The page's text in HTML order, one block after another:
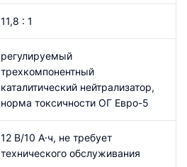
11,8 : 1
регулируемый
трехкомпонентный
каталитический нейтрализатор,
норма токсичности ОГ Евро-5
12 В/10 А·ч, не требует
технического обслуживания